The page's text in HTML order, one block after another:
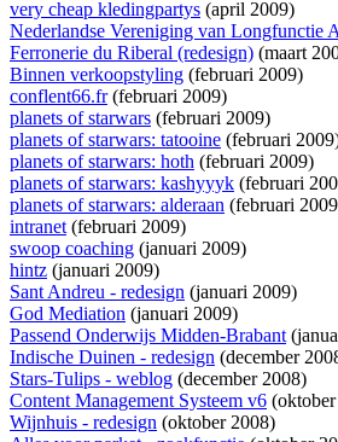
very cheap kledingpartys (april 2009)
Nederlandse Vereniging van Longfunctie
Ferronerie du Riberal (redesign) (maart
Binnen verkoopstyling (februari 2009)
conflent66.fr(februari 2009)
planets of starwars (februari 2009)
planets of starwars: tatooine (februari
planets of starwars: hoth (februari 2009)
planets of starwars: kashyyyk (februari
planets of starwars: alderaan (februari
intranet(februari 2009)
swoop coaching (januari 2009)
hintz (januari 2009)
Sant Andreu - redesign (januari 2009)
God Mediation (januari 2009)
Passend Onderwijs Midden-Brabant
Indische Duinen - redesign (december
Stars-Tulips - weblog (december 2008)
Content Management Systeem v6
Wijnhuis - redesign (oktober 2008)